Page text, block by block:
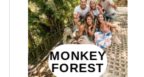
MONKEY
FOREST